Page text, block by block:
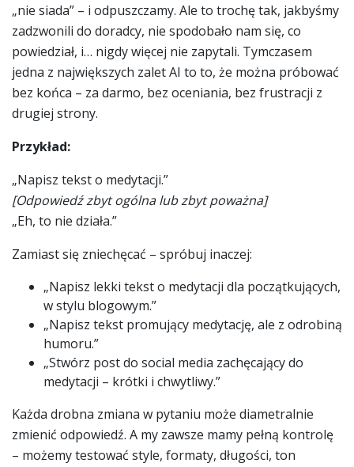
„nie siada” – i odpuszczamy. Ale to trochę tak, jakbyśmy
zadzwonili do doradcy, nie spodobało nam się, co
powiedział, i… nigdy więcej nie zapytali. Tymczasem
jedna z największych zalet AI to to, że można próbować
bez końca – za darmo, bez oceniania, bez frustracji z
drugiej strony.
Przykład:
„Napisz tekst o medytacji.”
[Odpowiedź zbyt ogólna lub zbyt poważna]
„Eh, to nie działa.”
Zamiast się zniechęcać – spróbuj inaczej:
„Napisz lekki tekst o medytacji dla początkujących,
w stylu blogowym.”
„Napisz tekst promujący medytację, ale z odrobiną
humoru.”
„Stwórz post do social media zachęcający do
medytacji – krótki i chwytliwy.”
Każda drobna zmiana w pytaniu może diametralnie
zmienić odpowiedź. A my zawsze mamy pełną kontrolę
– możemy testować style, formaty, długości, ton